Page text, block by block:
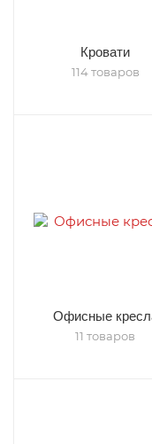
Кровати
114 товаров
Офисные
11 товаров